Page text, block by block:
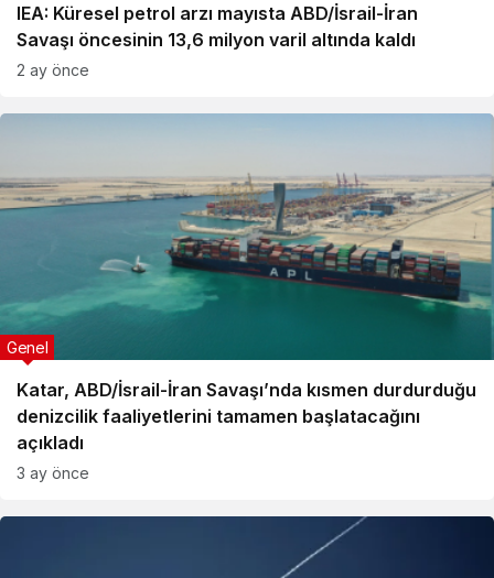
IEA: Küresel petrol arzı mayısta ABD/İsrail-İran
Savaşı öncesinin 13,6 milyon varil altında kaldı
2 ay önce
Katar, ABD/İsrail-İran Savaşı’nda kısmen durdurduğu
denizcilik faaliyetlerini tamamen başlatacağını
açıkladı
Genel
3 ay önce